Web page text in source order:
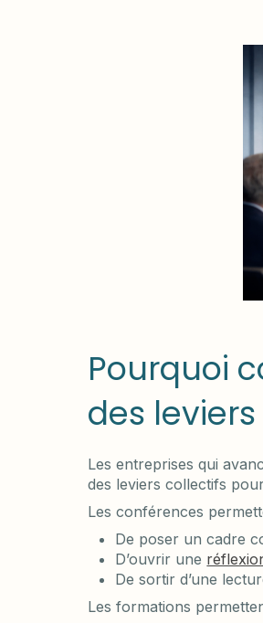
Pourquoi
des
Les entreprises qui
des leviers collectifs
Les conférences
De poser un cadre
D’ouvrir une
De sortir d’une
Les formations